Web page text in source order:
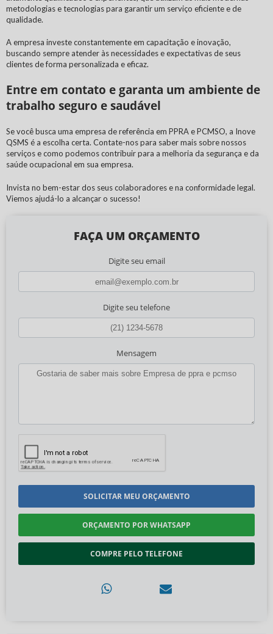
metodologias e tecnologias para garantir um serviço eficiente e de
qualidade.
A empresa investe constantemente em capacitação e inovação,
buscando sempre atender às necessidades e expectativas de seus
clientes de forma personalizada e eficaz.
Entre em contato e garanta um ambiente de
trabalho seguro e saudável
Se você busca uma empresa de referência em PPRA e PCMSO, a Inove
QSMS é a escolha certa. Contate-nos para saber mais sobre nossos
serviços e como podemos contribuir para a melhoria da segurança e da
saúde ocupacional em sua empresa.
Invista no bem-estar dos seus colaboradores e na conformidade legal.
Viemos ajudá-lo a alcançar o sucesso!
FAÇA UM ORÇAMENTO
Digite seu email
Digite seu telefone
Mensagem
SOLICITAR MEU ORÇAMENTO
ORÇAMENTO POR WHATSAPP
COMPRE PELO TELEFONE